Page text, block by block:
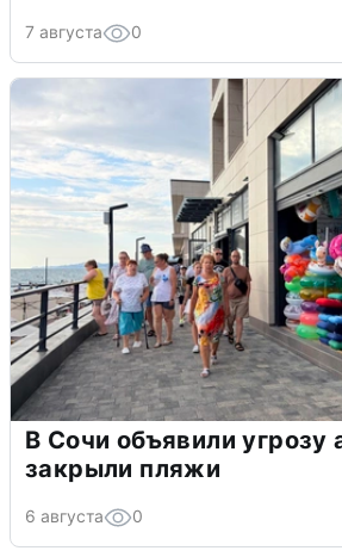
7 августа 0
В Сочи объявили угрозу
закрыли пляжи
6 августа 0